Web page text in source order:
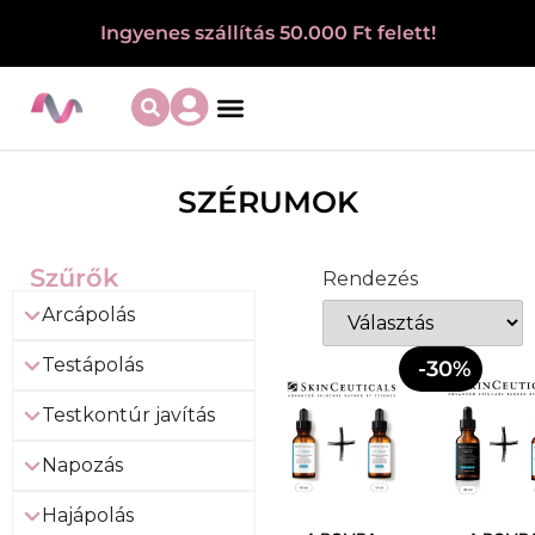
Ingyenes szállítás 50.000 Ft felett!
SZÉRUMOK
Szűrők
Arcápolás
Testápolás
Testkontúr javítás
Napozás
Hajápolás
Rendezés
-30%